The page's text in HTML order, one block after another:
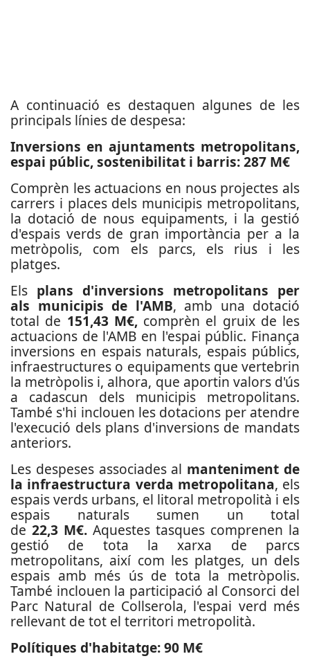
A continuació es destaquen algunes de les
principals línies de despesa:
Inversions en ajuntaments metropolitans,
espai públic, sostenibilitat i barris: 287 M€
Comprèn les actuacions en nous projectes als
carrers i places dels municipis metropolitans,
la dotació de nous equipaments, i la gestió
d'espais verds de gran importància per a la
metròpolis, com els parcs, els rius i les
platges.
Els plans d'inversions metropolitans per
als municipis de l'AMB, amb una dotació
total de 151,43 M€, comprèn el gruix de les
actuacions de l'AMB en l'espai públic. Finança
inversions en espais naturals, espais públics,
infraestructures o equipaments que vertebrin
la metròpolis i, alhora, que aportin valors d'ús
a cadascun dels municipis metropolitans.
També s'hi inclouen les dotacions per atendre
l'execució dels plans d'inversions de mandats
anteriors.
Les despeses associades al manteniment de
la infraestructura verda metropolitana, els
espais verds urbans, el litoral metropolità i els
espais naturals sumen un total
de 22,3 M€. Aquestes tasques comprenen la
gestió de tota la xarxa de parcs
metropolitans, així com les platges, un dels
espais amb més ús de tota la metròpolis.
També inclouen la participació al Consorci del
Parc Natural de Collserola, l'espai verd més
rellevant de tot el territori metropolità.
Polítiques d'habitatge: 90 M€